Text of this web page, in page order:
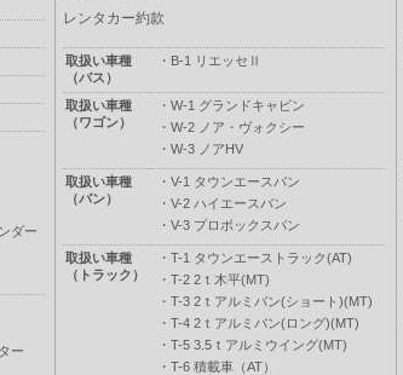
ダー
ー
レンタカー約款
取扱い車種
（バス）
・ B-1 リエッセⅡ
取扱い車種
（ワゴン）
・ W-1 グランドキャビン
・ W-2 ノア・ヴォクシー
・ W-3 ノアHV
取扱い車種
（バン）
・ V-1 タウンエースバン
・ V-2 ハイエースバン
・ V-3 プロボックスバン
取扱い車種
（トラック）
・ T-1 タウンエーストラック(AT)
・ T-2 2ｔ木平(MT)
・ T-3 2ｔアルミバン(ショート)(MT)
・ T-4 2ｔアルミバン(ロング)(MT)
・ T-5 3.5ｔアルミウイング(MT)
・ T-6 積載車（AT）